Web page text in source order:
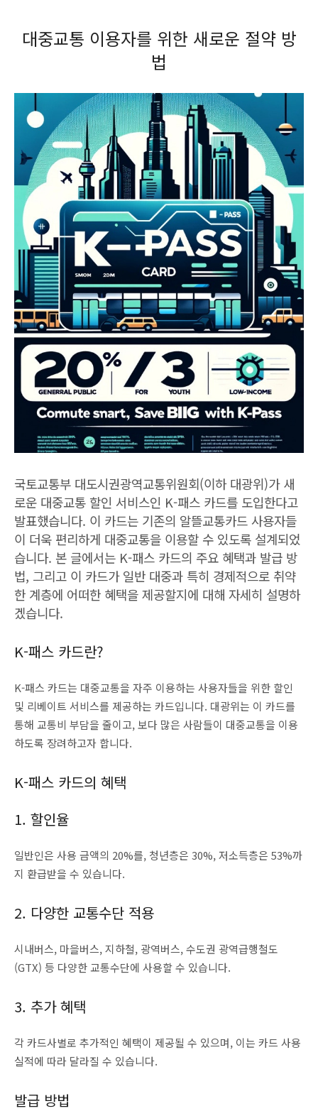
대중교통 이용자를 위한 새로운 절약 방
법
국토교통부 대도시권광역교통위원회(이하 대광위)가 새
로운 대중교통 할인 서비스인 K-패스 카드를 도입한다고
발표했습니다. 이 카드는 기존의 알뜰교통카드 사용자들
이 더욱 편리하게 대중교통을 이용할 수 있도록 설계되었
습니다. 본 글에서는 K-패스 카드의 주요 혜택과 발급 방
법, 그리고 이 카드가 일반 대중과 특히 경제적으로 취약
한 계층에 어떠한 혜택을 제공할지에 대해 자세히 설명하
겠습니다.
K-패스 카드란?
K-패스 카드는 대중교통을 자주 이용하는 사용자들을 위한 할인
및 리베이트 서비스를 제공하는 카드입니다. 대광위는 이 카드를
통해 교통비 부담을 줄이고, 보다 많은 사람들이 대중교통을 이용
하도록 장려하고자 합니다.
K-패스 카드의 혜택
1. 할인율
일반인은 사용 금액의 20%를, 청년층은 30%, 저소득층은 53%까
지 환급받을 수 있습니다.
2. 다양한 교통수단 적용
시내버스, 마을버스, 지하철, 광역버스, 수도권 광역급행철도
(GTX) 등 다양한 교통수단에 사용할 수 있습니다.
3. 추가 혜택
각 카드사별로 추가적인 혜택이 제공될 수 있으며, 이는 카드 사용
실적에 따라 달라질 수 있습니다.
발급 방법